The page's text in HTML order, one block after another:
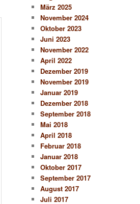
März 2025
November 2024
Oktober 2023
Juni 2023
November 2022
April 2022
Dezember 2019
November 2019
Januar 2019
Dezember 2018
September 2018
Mai 2018
April 2018
Februar 2018
Januar 2018
Oktober 2017
September 2017
August 2017
Juli 2017